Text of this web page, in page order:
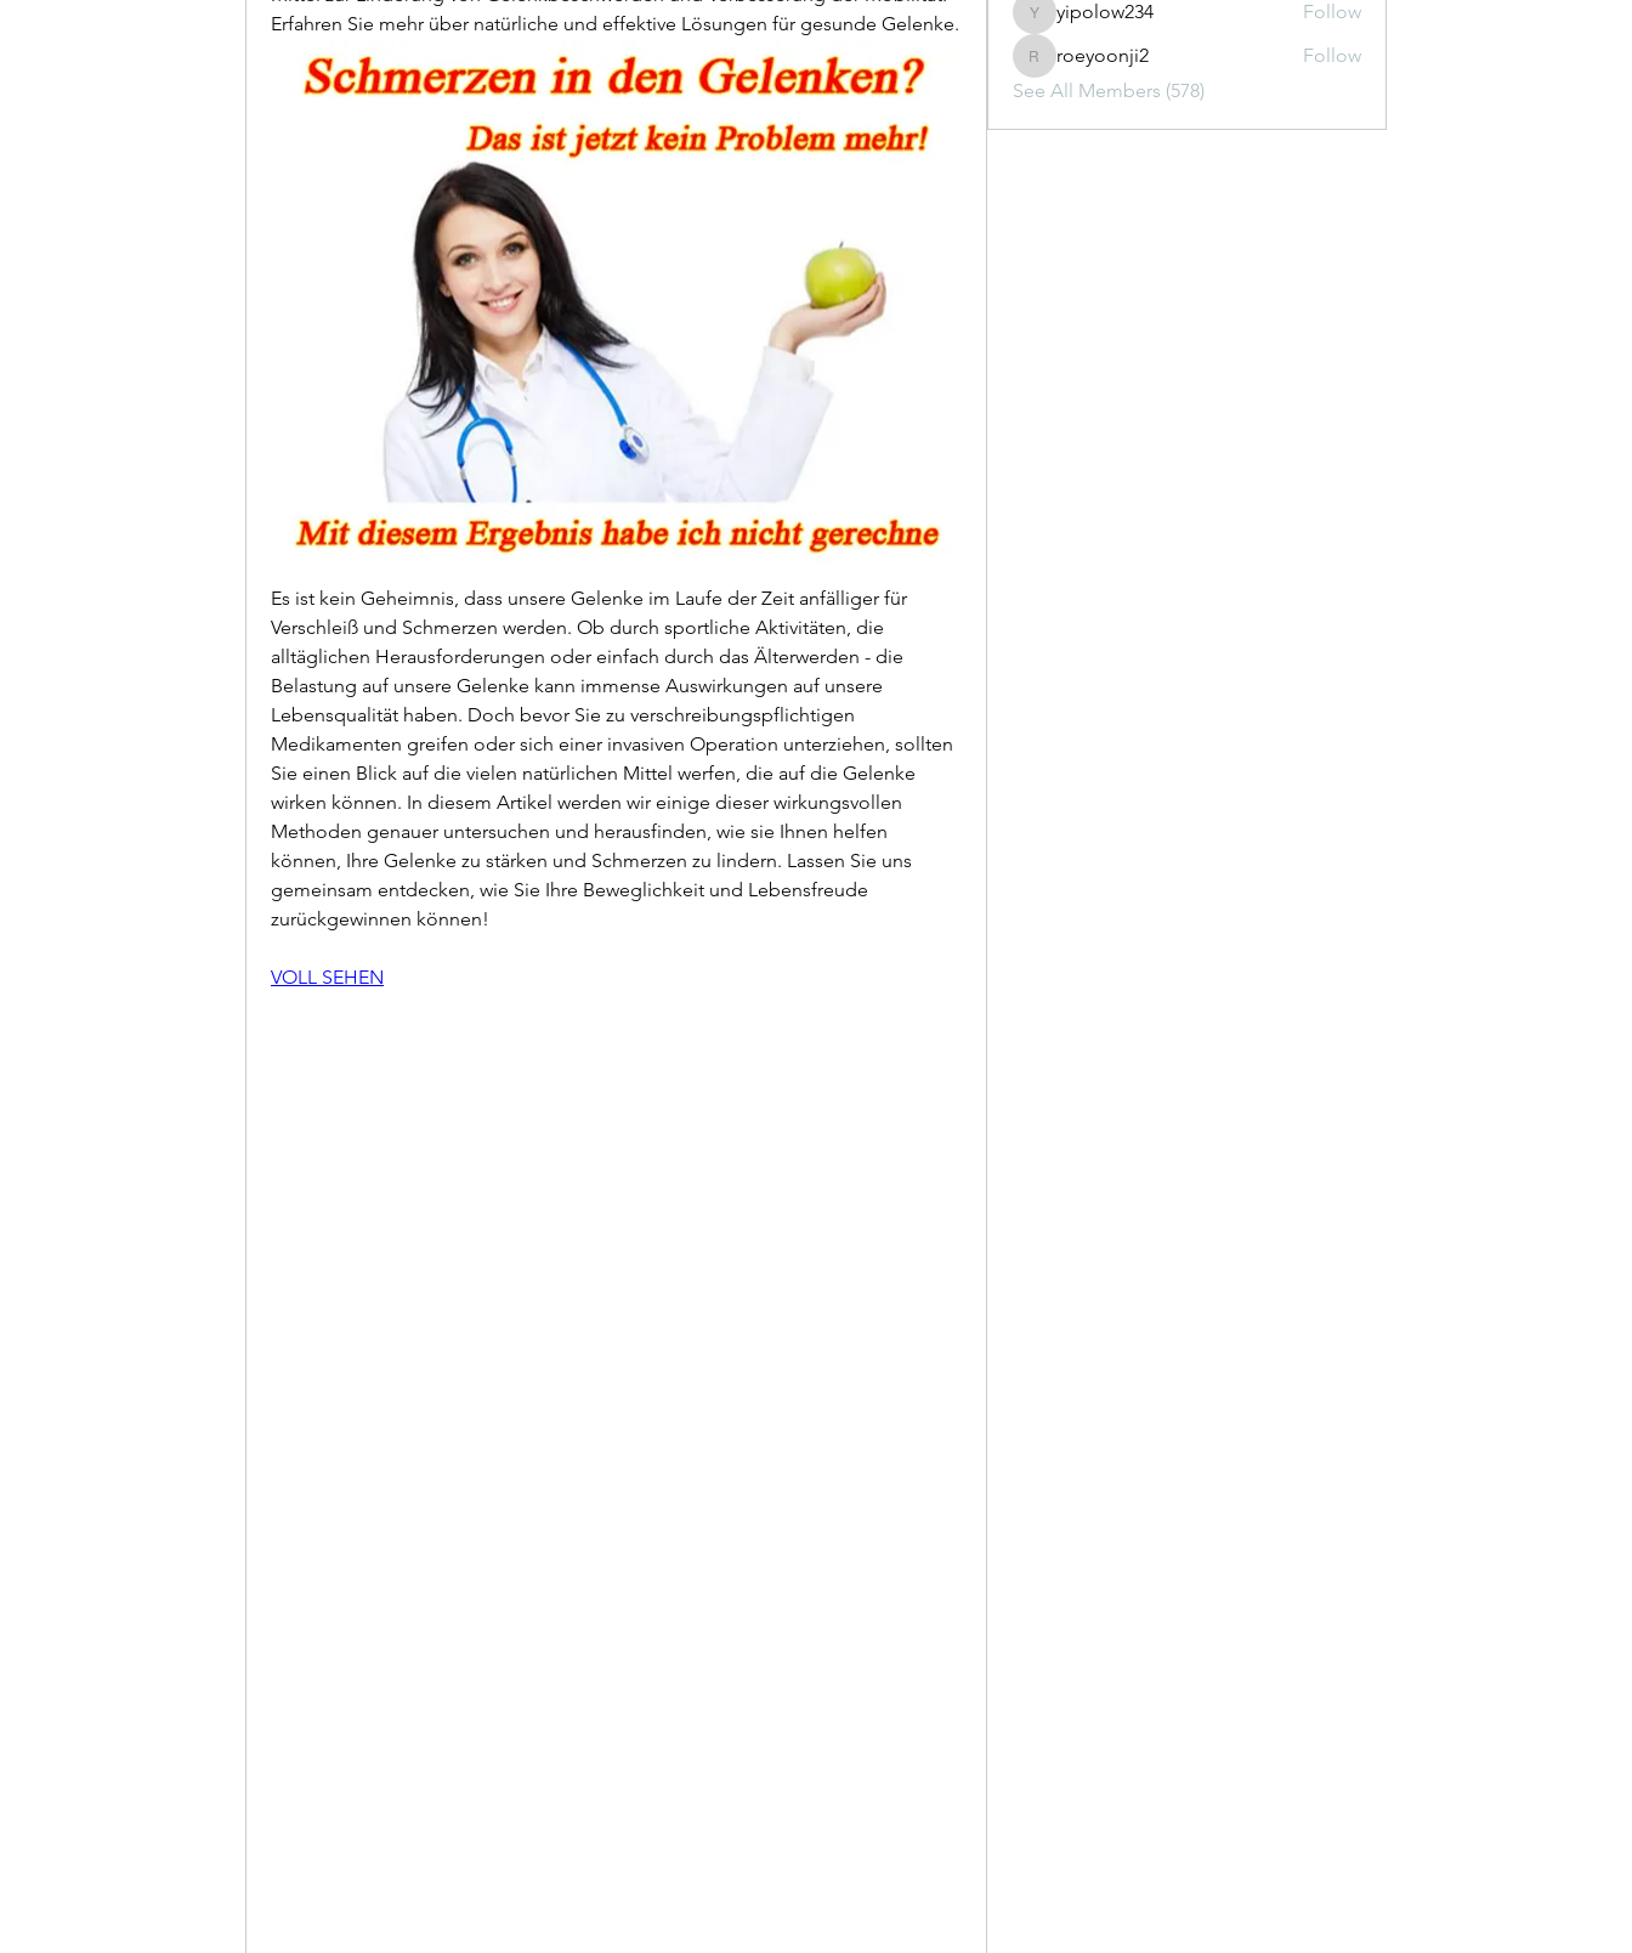
Erfahren Sie mehr über natürliche und effektive Lösungen für gesunde Gelenke.
Es ist kein Geheimnis, dass unsere Gelenke im Laufe der Zeit anfälliger für
Verschleiß und Schmerzen werden. Ob durch sportliche Aktivitäten, die
alltäglichen Herausforderungen oder einfach durch das Älterwerden - die
Belastung auf unsere Gelenke kann immense Auswirkungen auf unsere
Lebensqualität haben. Doch bevor Sie zu verschreibungspflichtigen
Medikamenten greifen oder sich einer invasiven Operation unterziehen, sollten
Sie einen Blick auf die vielen natürlichen Mittel werfen, die auf die Gelenke
wirken können. In diesem Artikel werden wir einige dieser wirkungsvollen
Methoden genauer untersuchen und herausfinden, wie sie Ihnen helfen
können, Ihre Gelenke zu stärken und Schmerzen zu lindern. Lassen Sie uns
gemeinsam entdecken, wie Sie Ihre Beweglichkeit und Lebensfreude
zurückgewinnen können!
VOLL SEHEN
yipolow234
yipolow234 Follow
roeyoonji2
roeyoonji2
Follow
See All Members (578)